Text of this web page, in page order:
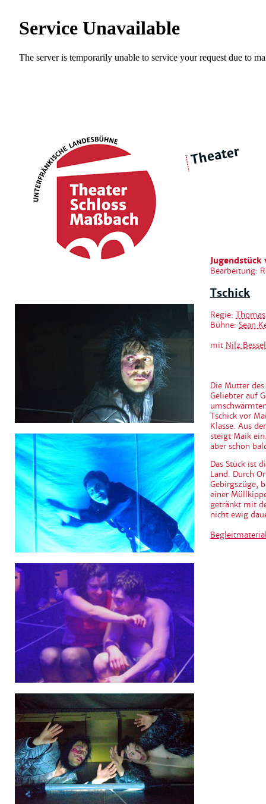
Bearbeitung:
Tschick
Regie:
Bühne: Sean
mit Nilz Bessel
Die Mutter
Geliebter auf
Tschick vor
Klasse. Aus
steigt Maik
aber schon
Das Stück ist
Land. Durch
Gebirgszüge,
einer
getränkt mit
nicht ewig
Theater